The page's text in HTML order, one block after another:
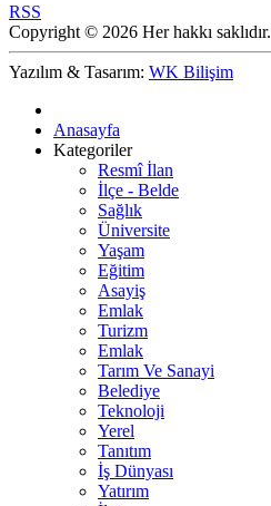
RSS
Copyright © 2026 Her hakkı saklıdır.
Yazılım & Tasarım: WK Bilişim
Anasayfa
Kategoriler
Resmî İlan
İlçe - Belde
Sağlık
Üniversite
Yaşam
Eğitim
Asayiş
Emlak
Turizm
Emlak
Tarım Ve Sanayi
Belediye
Teknoloji
Yerel
Tanıtım
İş Dünyası
Yatırım